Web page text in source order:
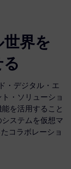
界を
・デジタル・エ
・ソリューショ
を活用すること
ステムを仮想マ
コラボレーショ